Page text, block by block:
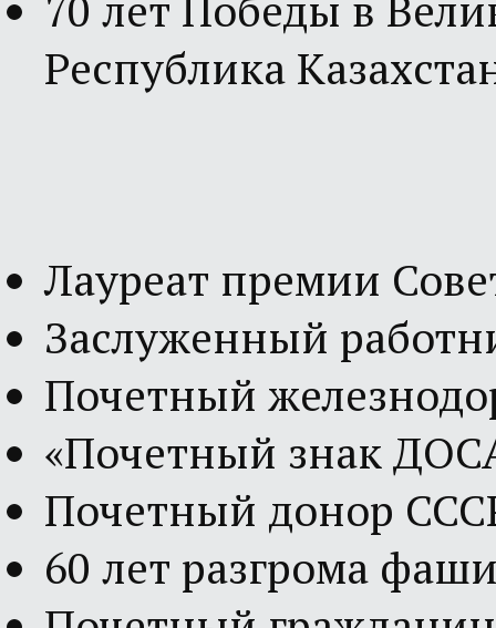
Республика
Лауреат премии
Заслуженный
Почетный
«Почетный знак
Почетный донор
60 лет разгрома